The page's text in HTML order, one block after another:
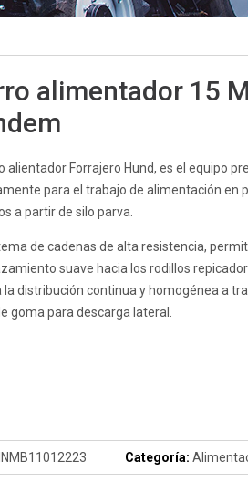
alimentador 15
alientador Forrajero Hund, es el equipo
para el trabajo de alimentación en
a partir de silo parva.
de cadenas de alta resistencia,
suave hacia los rodillos
distribución continua y homogénea a
goma para descarga lateral.
INMB11012223 Categoría: